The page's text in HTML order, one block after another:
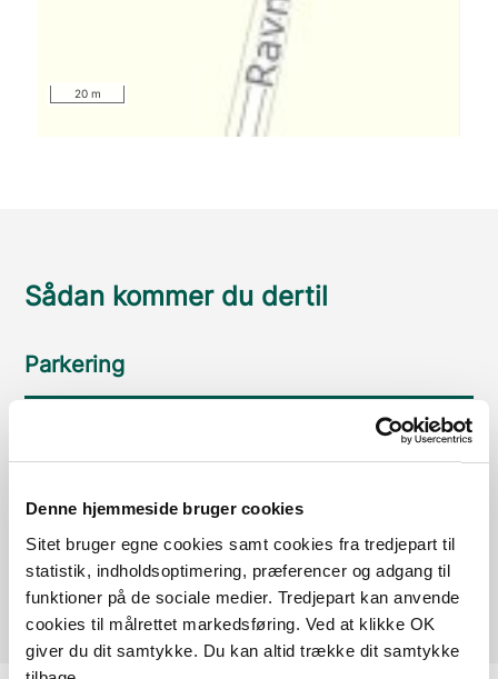
Denne hjemmeside bruger cookies
Sitet bruger egne cookies samt cookies fra tredjepart til
statistik, indholdsoptimering, præferencer og adgang til
funktioner på de sociale medier. Tredjepart kan anvende
cookies til målrettet markedsføring. Ved at klikke OK
giver du dit samtykke. Du kan altid trække dit samtykke
20 m
Sådan kommer du dertil
Parkering
Google Maps
Der er ingen parkeringspladser i umiddelbar nærhed
af faciliteten.